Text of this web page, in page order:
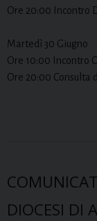
Ore 20:00 Incontro
Martedì 30 Giugno
Ore 10:00 Incontro
Ore 20:00 Consulta
DIOCESI DI